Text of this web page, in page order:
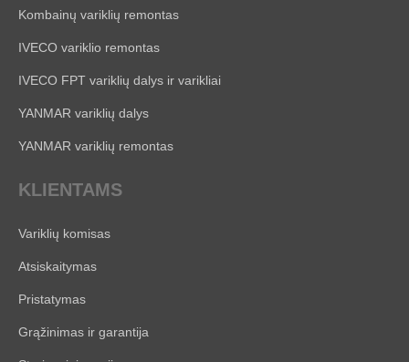
Kombainų variklių remontas
IVECO variklio remontas
IVECO FPT variklių dalys ir varikliai
YANMAR variklių dalys
YANMAR variklių remontas
KLIENTAMS
Variklių komisas
Atsiskaitymas
Pristatymas
Grąžinimas ir garantija